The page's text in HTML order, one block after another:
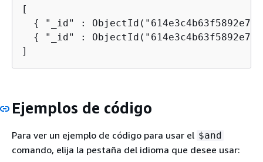
[
{
"_id" :
{
"_id" :
]
Ejemplos de código
Para ver un ejemplo de código para usar el $and
comando, elija la pestaña del idioma que desee usar: